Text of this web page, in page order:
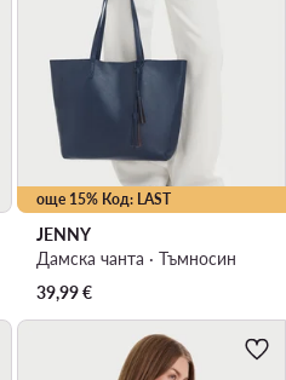
още 15% Код: LAST
JENNY
Дамска чанта · Тъмносин
39,99€